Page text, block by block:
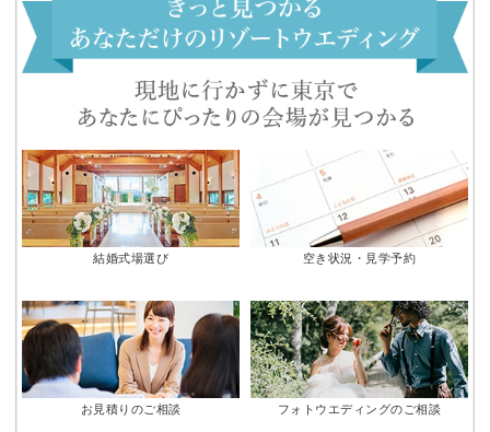
結婚式場選び 空き状況・見学予約
お見積りのご相談 フォトウエディングのご相談